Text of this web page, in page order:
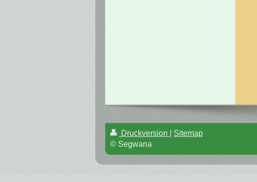
Druckversion
Sitemap
© Segwana